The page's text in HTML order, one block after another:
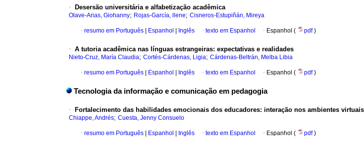
· Desersão universitária e alfabetização acadêmica
Olave-Arias, Giohanny; Rojas-García, llene; Cisneros-Estupiñán, Mireya
· resumo em Português Espanhol Inglês · texto em Espanhol · Espanhol ( pdf)
· A tutoria acadêmica nas línguas estrangeiras: expectativas e realidades
Nieto-Cruz, María Claudia; Cortés-Cárdenas, Ligia; Cárdenas-Beltrán, Melba Libia
· resumo em Português Espanhol Inglês · texto em Espanhol · Espanhol ( pdf)
Tecnologia da informação e comunicação em pedagogia
· Fortalecimento das habilidades emocionais dos educadores: interação nos ambientes virtuais
Chiappe, Andrés; Cuesta, Jenny Consuelo
· resumo em Português Espanhol Inglês · texto em Espanhol · Espanhol ( pdf)